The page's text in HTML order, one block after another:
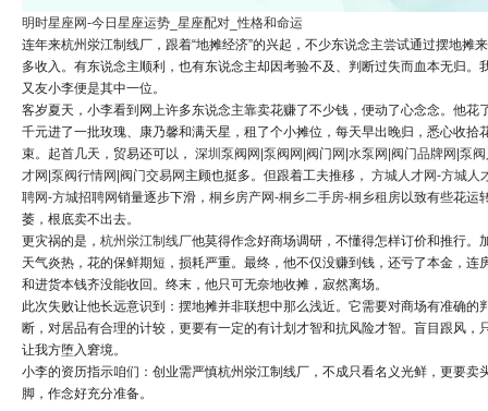
明时星座网-今日星座运势_星座配对_性格和命运
连年来杭州泶江制线厂，跟着“地摊经济”的兴起，不少东说念主尝试通过摆地摊
多收入。有东说念主顺利，也有东说念主却因考验不及、判断过失而血本无归。
又友小李便是其中一位。
客岁夏天，小李看到网上许多东说念主靠卖花赚了不少钱，便动了心念念。他花
千元进了一批玫瑰、康乃馨和满天星，租了个小摊位，每天早出晚归，悉心收拾
束。起首几天，贸易还可以， 深圳泵阀网|泵阀网|阀门网|水泵网|阀门品牌网|泵
才网|泵阀行情网|阀门交易网主顾也挺多。但跟着工夫推移， 方城人才网-方城人
聘网-方城招聘网销量逐步下滑， 桐乡房产网-桐乡二手房-桐乡租房以致有些花运
萎，根底卖不出去。
更灾祸的是， 杭州泶江制线厂他莫得作念好商场调研，不懂得怎样订价和推行。
天气炎热，花的保鲜期短，损耗严重。最终，他不仅没赚到钱，还亏了本金，连
和进货本钱齐没能收回。终末，他只可无奈地收摊，寂然离场。
此次失败让他长远意识到：摆地摊并非联想中那么浅近。它需要对商场有准确的
断，对居品有合理的计较，更要有一定的有计划才智和抗风险才智。盲目跟风，
让我方堕入窘境。
小李的资历指示咱们：创业需严慎杭州泶江制线厂，不成只看名义光鲜，更要卖
脚，作念好充分准备。